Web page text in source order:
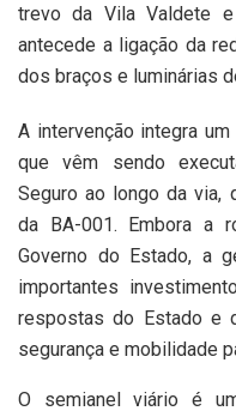
trevo da Vila Valdete
antecede a ligação da
dos braços e luminárias
A intervenção integra
que vêm sendo
Seguro ao longo da via,
da BA-001. Embora a
Governo do Estado, a
importantes
respostas do Estado e
segurança e mobilidade
O semianel viário é